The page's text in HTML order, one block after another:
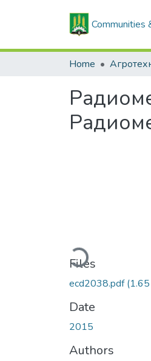
Communities
Home
Loading...
Files
ecd2038.pdf
Date
2015
Authors